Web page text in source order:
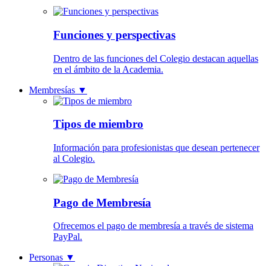
Funciones y perspectivas
Dentro de las funciones del Colegio destacan aquellas
en el ámbito de la Academia.
Membresías ▼
Tipos de miembro
Información para profesionistas que desean pertenecer
al Colegio.
Pago de Membresía
Ofrecemos el pago de membresía a través de sistema
PayPal.
Personas ▼